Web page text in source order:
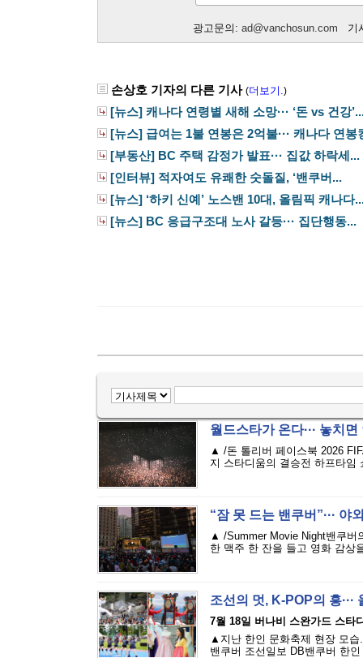
광고문의: ad@vanchosun.com 기
손상호 기자의 다른 기사 (더보기.)
[뉴스] 캐나다 연령별 새해 소망··· ‘돈 vs 건강
[뉴스] 급여는 1불 연봉은 2억불··· 캐나다 연봉
[부동산] BC 주택 감정가 발표··· 집값 하락세...
[인터뷰] 적자여도 유쾌한 숫돌질, ‘밴쿠버...
[뉴스] ‘하키 신예’ 노스밴 10대, 올림픽 캐나다
[뉴스] BC 응급구조대 노사 갈등··· 집단행동...
월드스타가 온다··· 놓치
▲ /돈 톨리버 페이스북 2026
지 스타디움의 결승전 하프타
“잠 못 드는 밴쿠버”···
▲ /Summer Movie Night밴쿠버
한 맥주 한 잔을 들고 영화 감상
조선의 멋, K-POP의 흥
7월 18일 버나비 스완가드 스타
▲지난 한인 문화축제 현장 모습
밴쿠버 조선일보 DB밴쿠버 한